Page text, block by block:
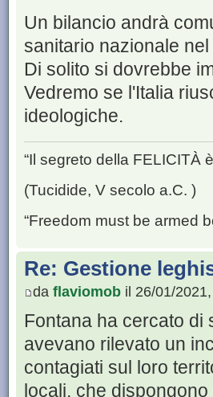
Un bilancio andrà
sanitario nazionale
Di solito si dovrebbe
Vedremo se l'Italia
ideologiche.
“Il segreto della FELICITÀ
(Tucidide, V secolo a.C. )
“Freedom must be armed
Re: Gestione
da flaviomob il 26/01/
Fontana ha cercato di
avevano rilevato un
contagiati sul loro
locali, che